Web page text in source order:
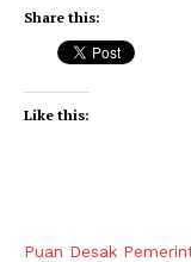
Share this:
Like this:
Puan Desak